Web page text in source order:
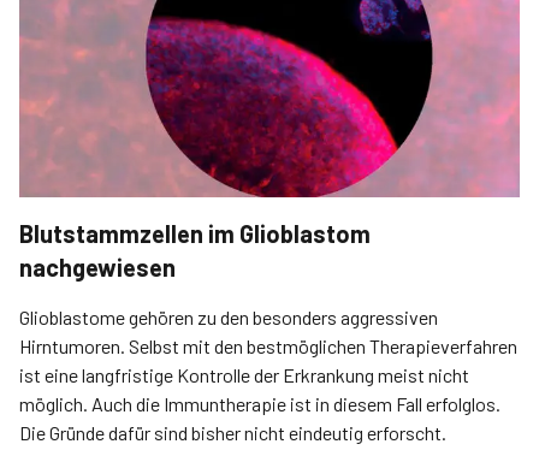
Blutstammzellen im Glioblastom
nachgewiesen
Glioblastome gehören zu den besonders aggressiven
Hirntumoren. Selbst mit den bestmöglichen Therapieverfahren
ist eine langfristige Kon­trolle der Erkrankung meist nicht
möglich. Auch die Immuntherapie ist in diesem Fall erfolglos.
Die Gründe dafür sind bisher nicht eindeutig erforscht.